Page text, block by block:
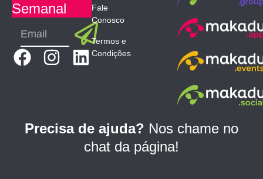
Semanal
Email Submit
F
b
I
a
L
e
d
Fale
Conosco
Termos e
Condições
Precisa de ajuda? Nos chame no
chat da página!